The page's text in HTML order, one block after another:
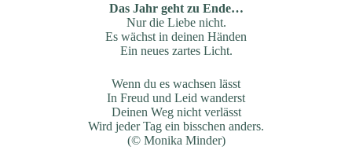
Das Jahr geht zu Ende…
Nur die Liebe nicht.
Es wächst in deinen Händen
Ein neues zartes Licht.
Wenn du es wachsen lässt
In Freud und Leid wanderst
Deinen Weg nicht verlässt
Wird jeder Tag ein bisschen anders.
(© Monika Minder)